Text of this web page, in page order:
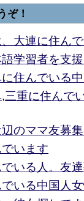
ぞ！
大連に住ん
学習者を支援
住んでいる
三重に住んで
のママ友募
います
いる人。友
いる中国人